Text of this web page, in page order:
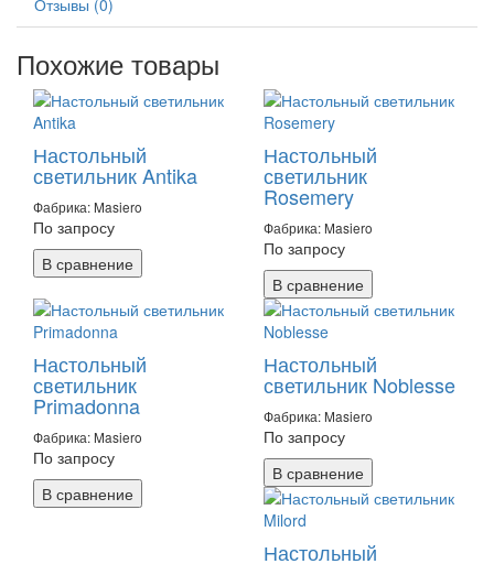
Похожие товары
Настольный
светильник Antika
Фабрика: Masiero
По запросу
В сравнение
Настольный
светильник
Rosemery
Фабрика: Masiero
По запросу
В сравнение
Настольный
светильник
Primadonna
Фабрика: Masiero
По запросу
В сравнение
Настольный
светильник Noblesse
Фабрика: Masiero
По запросу
В сравнение
Настольный